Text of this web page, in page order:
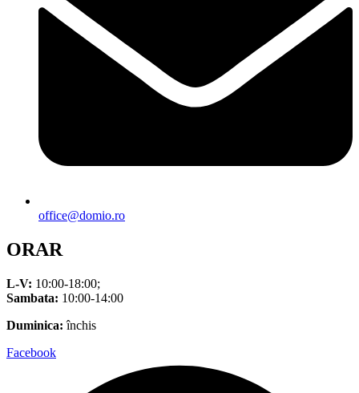
office@domio.ro
ORAR
L-V: 10:00-18:00;
Sambata: 10:00-14:00
Duminica: închis
Facebook